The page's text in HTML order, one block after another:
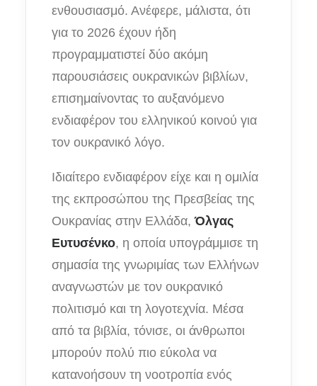
ενθουσιασμό. Ανέφερε, μάλιστα, ότι
για το 2026 έχουν ήδη
προγραμματιστεί δύο ακόμη
παρουσιάσεις ουκρανικών βιβλίων,
επισημαίνοντας το αυξανόμενο
ενδιαφέρον του ελληνικού κοινού για
τον ουκρανικό λόγο.
Ιδιαίτερο ενδιαφέρον είχε και η ομιλία
της εκπροσώπου της Πρεσβείας της
Ουκρανίας στην Ελλάδα,Όλγας
Ευτυσένκο, η οποία υπογράμμισε τη
σημασία της γνωριμίας των Ελλήνων
αναγνωστών με τον ουκρανικό
πολιτισμό και τη λογοτεχνία. Μέσα
από τα βιβλία, τόνισε, οι άνθρωποι
μπορούν πολύ πιο εύκολα να
κατανοήσουν τη νοοτροπία ενός